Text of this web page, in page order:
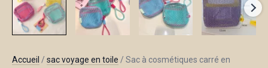
Accueil / sac voyage en toile / Sac à cosmétiques carré en